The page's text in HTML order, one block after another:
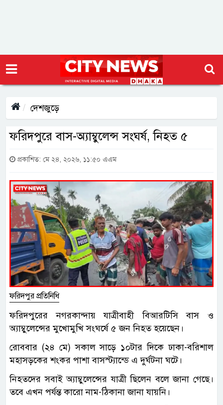
দেশজুড়ে
ফরিদপুরে বাস-অ্যাম্বুলেন্স সংঘর্ষ, নিহত ৫
প্রকাশিত: মে ২৪, ২০২৬, ১১:৫০ এএম
ফরিদপুর প্রতিনিধি
ফরিদপুরের নগরকান্দায় যাত্রীবাহী বিআরটিসি বাস ও
অ্যাম্বুলেন্সের মুখোমুখি সংঘর্ষে ৫ জন নিহত হয়েছেন।
রোববার (২৪ মে) সকাল সাড়ে ১০টার দিকে ঢাকা-বরিশাল
মহাসড়কের শংকর পাশা বাসস্ট্যান্ডে এ দুর্ঘটনা ঘটে।
নিহতদের সবাই অ্যাম্বুলেন্সের যাত্রী ছিলেন বলে জানা গেছে।
তবে এখন পর্যন্ত কারো নাম-ঠিকানা জানা যায়নি।